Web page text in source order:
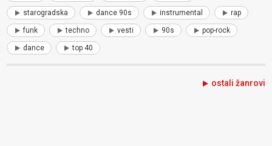
starogradska dance 90s instrumental rap
funk techno vesti 90s pop-rock
dance top 40
ostali žanrovi